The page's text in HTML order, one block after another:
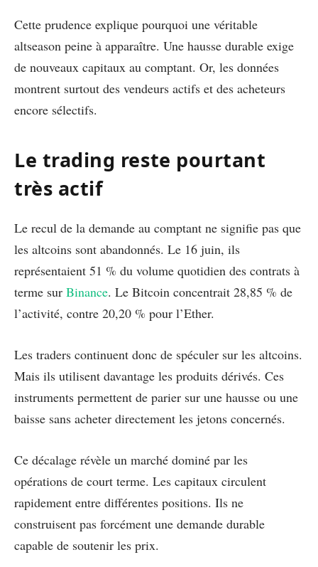
Cette prudence explique pourquoi une véritable
altseason peine à apparaître. Une hausse durable exige
de nouveaux capitaux au comptant. Or, les données
montrent surtout des vendeurs actifs et des acheteurs
encore sélectifs.
Le trading reste pourtant
très actif
Le recul de la demande au comptant ne signifie pas que
les altcoins sont abandonnés. Le 16 juin, ils
représentaient 51 % du volume quotidien des contrats à
terme sur Binance. Le Bitcoin concentrait 28,85 % de
l’activité, contre 20,20 % pour l’Ether.
Les traders continuent donc de spéculer sur les altcoins.
Mais ils utilisent davantage les produits dérivés. Ces
instruments permettent de parier sur une hausse ou une
baisse sans acheter directement les jetons concernés.
Ce décalage révèle un marché dominé par les
opérations de court terme. Les capitaux circulent
rapidement entre différentes positions. Ils ne
construisent pas forcément une demande durable
capable de soutenir les prix.